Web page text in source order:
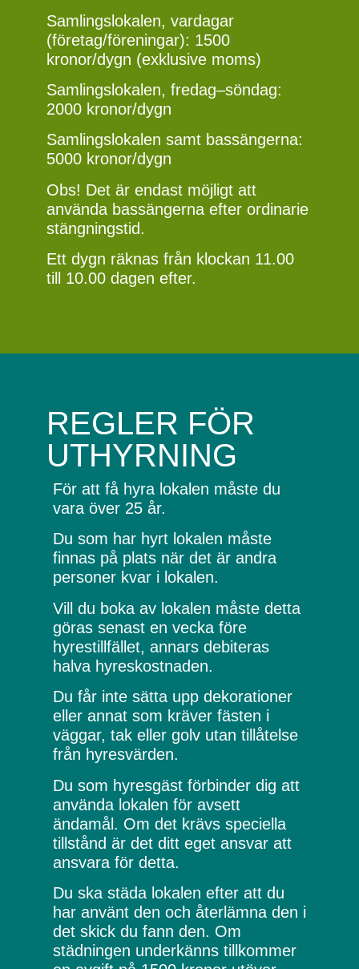
Samlingslokalen, vardagar
(företag/föreningar): 1500
kronor/dygn (exklusive moms)
Samlingslokalen, fredag–söndag:
2000 kronor/dygn
Samlingslokalen samt bassängerna:
5000 kronor/dygn
Obs! Det är endast möjligt att
använda bassängerna efter ordinarie
stängningstid.
Ett dygn räknas från klockan 11.00
till 10.00 dagen efter.
REGLER FÖR
UTHYRNING
För att få hyra lokalen måste du
vara över 25 år.
Du som har hyrt lokalen måste
finnas på plats när det är andra
personer kvar i lokalen.
Vill du boka av lokalen måste detta
göras senast en vecka före
hyrestillfället, annars debiteras
halva hyreskostnaden.
Du får inte sätta upp dekorationer
eller annat som kräver fästen i
väggar, tak eller golv utan tillåtelse
från hyresvärden.
Du som hyresgäst förbinder dig att
använda lokalen för avsett
ändamål. Om det krävs speciella
tillstånd är det ditt eget ansvar att
ansvara för detta.
Du ska städa lokalen efter att du
har använt den och återlämna den i
det skick du fann den. Om
städningen underkänns tillkommer